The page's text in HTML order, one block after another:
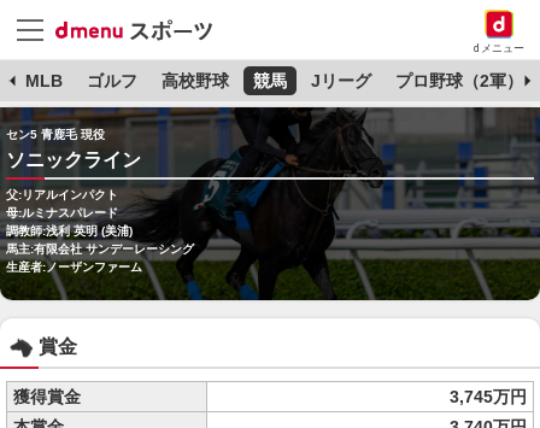
dメニュー
MLB ゴルフ 高校野球 競馬 Jリーグ プロ野球（2軍）
セン5 青鹿毛 現役
ソニックライン
父:リアルインパクト
母:ルミナスパレード
調教師:浅利 英明 (美浦)
馬主:有限会社 サンデーレーシング
生産者:ノーザンファーム
賞金
獲得賞金
3,745万円